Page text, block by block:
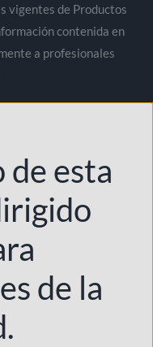
vigentes de Productos
contenida en
a profesionales
de esta
de la